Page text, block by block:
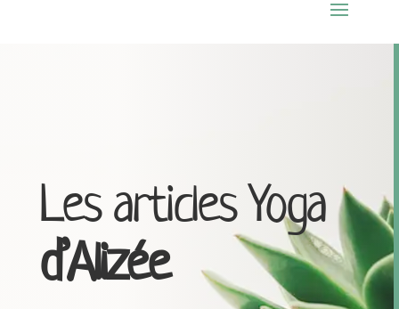
Les articles Yoga
d’Alizée